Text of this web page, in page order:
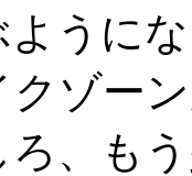
うに
ゾー
ろ、も